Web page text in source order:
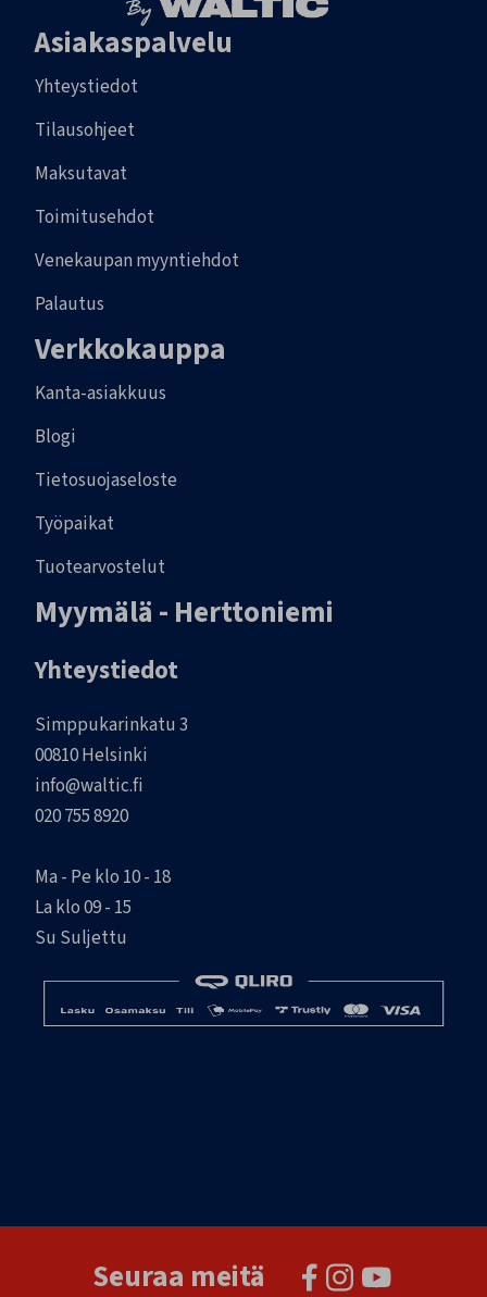
Asiakaspalvelu
Yhteystiedot
Tilausohjeet
Maksutavat
Toimitusehdot
Venekaupan myyntiehdot
Palautus
Verkkokauppa
Kanta-asiakkuus
Blogi
Tietosuojaseloste
Työpaikat
Tuotearvostelut
Myymälä - Herttoniemi
Yhteystiedot
Simppukarinkatu 3
00810 Helsinki
info@waltic.fi
020 755 8920
Ma - Pe klo 10 - 18
La klo 09 - 15
Su Suljettu
Seuraa meitä